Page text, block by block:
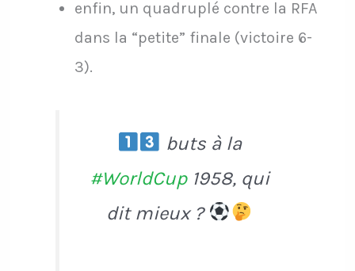
enfin, un quadruplé contre la RFA
dans la “petite” finale (victoire 6-
3).
buts à la
#WorldCup1958, qui
dit mieux ?